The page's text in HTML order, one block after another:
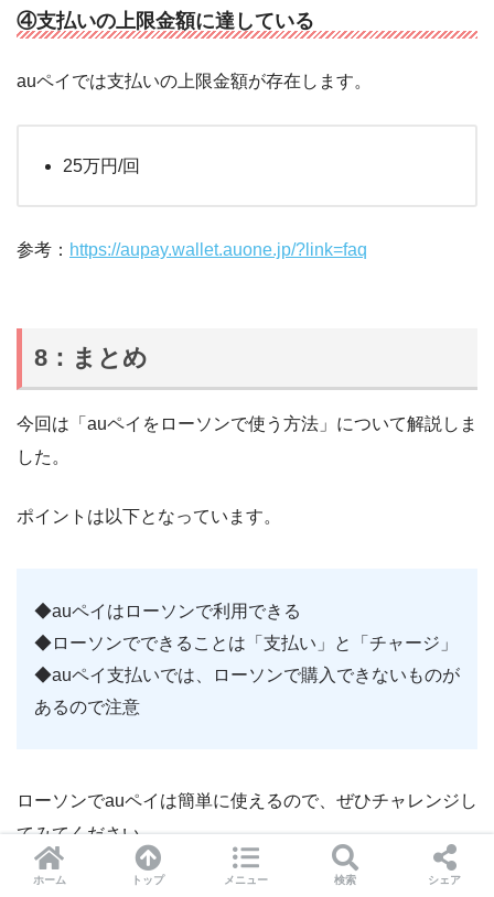
④支払いの上限金額に達している
auペイでは支払いの上限金額が存在します。
25万円/回
参考： https://aupay.wallet.auone.jp/?link=faq
8：まとめ
今回は「auペイをローソンで使う方法」について解説しま
した。
ポイントは以下となっています。
◆auペイはローソンで利用できる
◆ローソンでできることは「支払い」と「チャージ」
◆auペイ支払いでは、ローソンで購入できないものが
あるので注意
ローソンでauペイは簡単に使えるので、ぜひチャレンジし
てみてください。
【スポンサーリンク】
ホーム トップ メニュー 検索 シェア